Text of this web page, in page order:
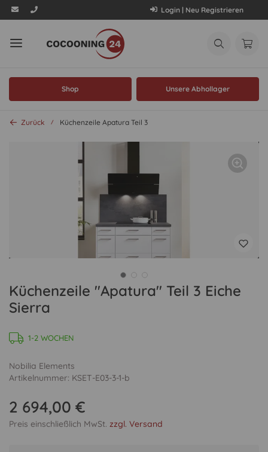
Login | Neu Registrieren
Shop Unsere Abhollager
Zurück Küchenzeile Apatura Teil 3
Küchenzeile "Apatura" Teil 3 Eiche
Sierra
1-2 WOCHEN
Nobilia Elements
Artikelnummer: KSET-E03-3-1-b
2 694,00 €
Preis einschließlich MwSt. zzgl. Versand